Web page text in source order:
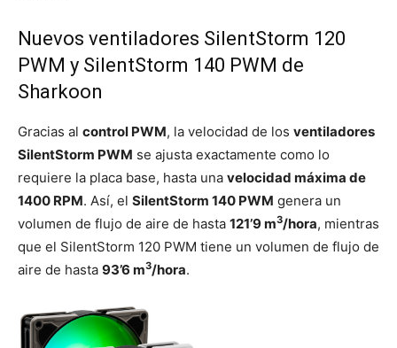
Nuevos ventiladores SilentStorm 120
PWM y SilentStorm 140 PWM de
Sharkoon
Gracias al control PWM, la velocidad de los ventiladores
SilentStorm PWM se ajusta exactamente como lo
requiere la placa base, hasta una velocidad máxima de
1400 RPM. Así, el SilentStorm 140 PWM genera un
volumen de flujo de aire de hasta 121’9 m3/hora, mientras
que el SilentStorm 120 PWM tiene un volumen de flujo de
aire de hasta 93’6 m3/hora.